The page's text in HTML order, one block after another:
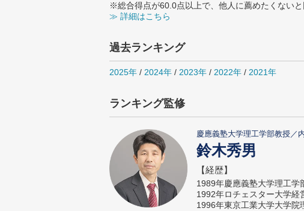
※総合得点が60.0点以上で、他人に薦めたくない
≫ 詳細はこちら
過去ランキング
2025年 / 2024年 / 2023年 / 2022年 / 2021年
ランキング監修
慶應義塾大学理工学部教授／
鈴木秀男
【経歴】
1989年慶應義塾大学理工学
1992年ロチェスター大学経
1996年東京工業大学大学院